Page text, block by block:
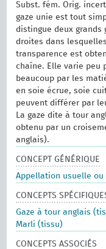
Subst. fém. Orig.
gaze unie est tout
distingue deux grands
droites dans
transparence est
chaîne. Elle varie peu
beaucoup par les
en soie écrue, soie
peuvent différer par
La gaze dite à tour
obtenu par un
anglais).
CONCEPT GÉNÉRIQUE
Appellation usuelle ou
CONCEPTS
Gaze à tour anglais
Marli (tissu)
CONCEPTS ASSOCIÉS